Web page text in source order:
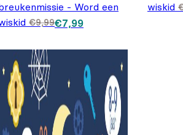
- Word een
€9,99
Oorspronkelijke prijs
€7,99
Huidige prijs is: €7,99.
wiskid